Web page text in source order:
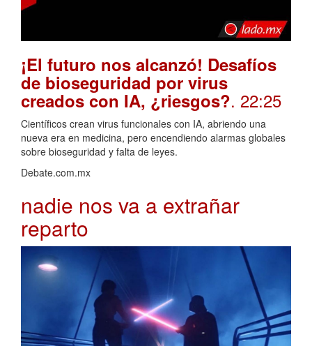
¡El futuro nos alcanzó! Desafíos
de bioseguridad por virus
creados con IA, ¿riesgos?. 22:25
Científicos crean virus funcionales con IA, abriendo una
nueva era en medicina, pero encendiendo alarmas globales
sobre bioseguridad y falta de leyes.
Debate.com.mx
nadie nos va a extrañar
reparto